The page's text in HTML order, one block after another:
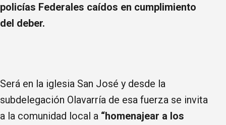
policías Federales caídos en cumplimiento
del deber.
Será en la iglesia San José y desde la
subdelegación Olavarría de esa fuerza se invita
a la comunidad local a “homenajear a los